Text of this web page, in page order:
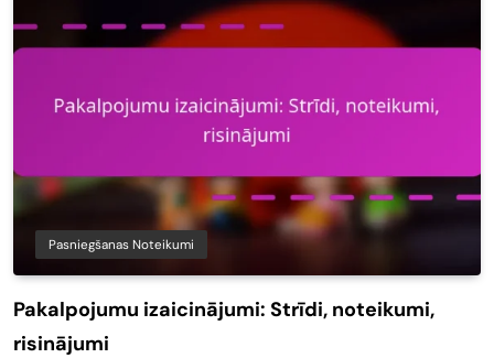
Pasniegšanas Noteikumi
Pakalpojumu izaicinājumi: Strīdi, noteikumi,
risinājumi